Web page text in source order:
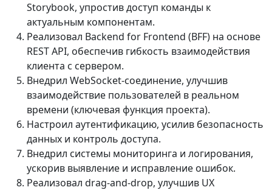
Storybook, упростив доступ команды к
актуальным компонентам.
Реализовал Backend for Frontend (BFF) на основе
REST API, обеспечив гибкость взаимодействия
клиента с сервером.
Внедрил WebSocket-соединение, улучшив
взаимодействие пользователей в реальном
времени (ключевая функция проекта).
Настроил аутентификацию, усилив безопасность
данных и контроль доступа.
Внедрил системы мониторинга и логирования,
ускорив выявление и исправление ошибок.
Реализовал drag-and-drop, улучшив UX